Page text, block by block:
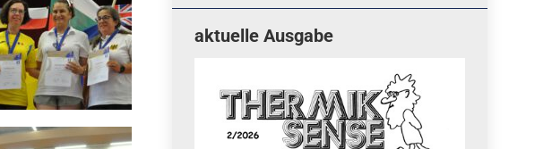
aktuelle Ausgabe